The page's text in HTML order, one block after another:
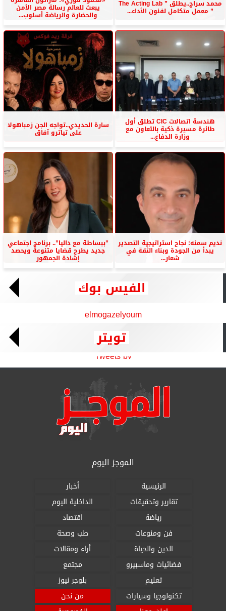
محمد سراج..يطلق ” The Acting Lab
” معمل متكامل لفنون الأداء... يبعث للعالم رسالة مصر الأمن
والحضارة والرياضة أسلوب...
هندسة اتصالات CIC تطلق أول
طائرة مسيرة ذكية بالتعاون مع
وزارة الدفاع...
سارة الحديدي..تواجه الجن زمباهولا
على تياترو آفاق
نديم سمنه: نجاح استراتيجية التصدير
يبدأ من الجودة وبناء الثقة في
شعار...
”ببساطة مع داليا”.. برنامج اجتماعي
جديد يطرح قضايا متنوعة ويحصد
إشادة الجمهور
الفيس بوك
elmogazelyoum
تويتر
Tweets by
الموجز اليوم
الرئيسية
أخبار
تقارير وتحقيقات
الداخلية اليوم
رياضة
اقتصاد
فن ومنوعات
طب وصحة
الدين والحياة
أراء ومقالات
فضائيات وماسبيرو
مجتمع
تعليم
بلوجر نيوز
تكنولوجيا وسيارات
من نحن